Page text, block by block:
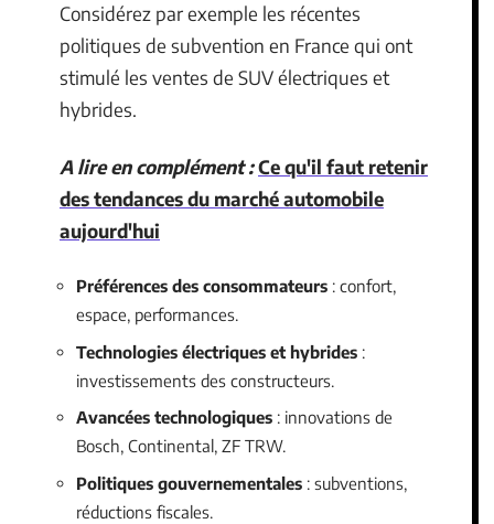
Considérez par exemple les récentes
politiques de subvention en France qui ont
stimulé les ventes de SUV électriques et
hybrides.
A lire en complément :Ce qu'il faut retenir
des tendances du marché automobile
aujourd'hui
Préférences des consommateurs : confort,
espace, performances.
Technologies électriques et hybrides :
investissements des constructeurs.
Avancées technologiques : innovations de
Bosch, Continental, ZF TRW.
Politiques gouvernementales : subventions,
réductions fiscales.